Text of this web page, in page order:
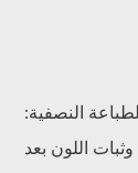
النصفية:
اللون بعد